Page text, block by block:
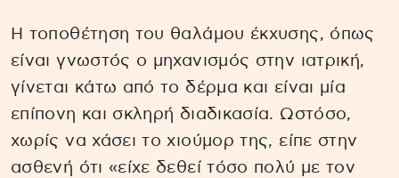
Η τοποθέτηση του θαλάμου έκχυσης, όπως
είναι γνωστός ο μηχανισμός στην ιατρική,
γίνεται κάτω από το δέρμα και είναι μία
επίπονη και σκληρή διαδικασία. Ωστόσο,
χωρίς να χάσει το χιούμορ της, είπε στην
ασθενή ότι «είχε δεθεί τόσο πολύ με τον